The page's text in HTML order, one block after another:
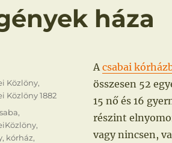
háza
A csabai
összesen 52
15 nő és 16
részint
vagy nincsen,
Közlöny,
Közlöny 1882
,
,
, kórház,